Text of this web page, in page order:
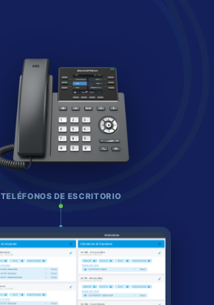
TELÉFONOS DE ESCRITORIO